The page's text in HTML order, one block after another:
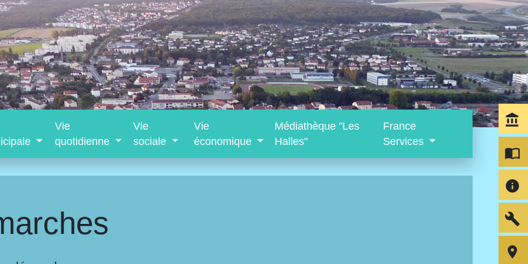
Vie
quotidienne
Vie
sociale
Vie
économique
Médiathèque "Les
Halles"
France
Services
account_balance
import_contacts
info
build
room